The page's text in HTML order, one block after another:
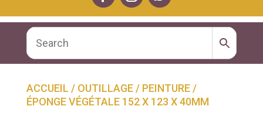
ACCUEIL / OUTILLAGE/ PEINTURE/
ÉPONGE VÉGÉTALE 152 X 123 X 40MM